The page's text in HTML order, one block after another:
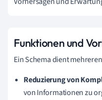
Funktionen und
Ein Schema dient
Reduzierung von
von Informationen zu